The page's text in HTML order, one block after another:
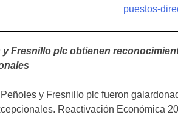
puestos-
Fresnillo plc obtienen
Peñoles y Fresnillo plc fueron
Reactivación Económica